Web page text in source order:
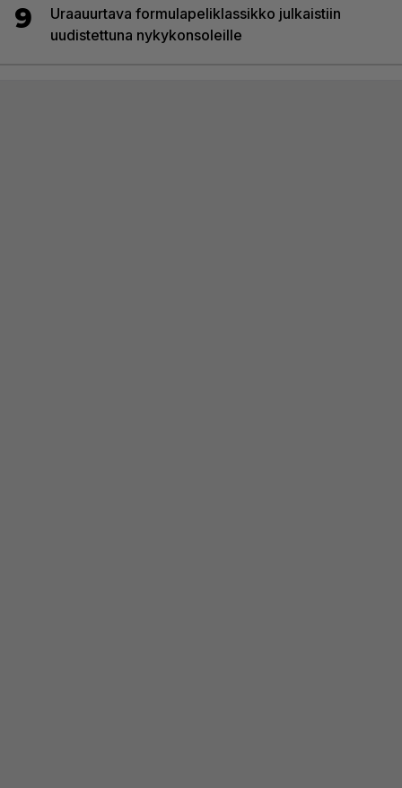
9
Uraauurtava formulapeliklassikko julkaistiin
uudistettuna nykykonsoleille